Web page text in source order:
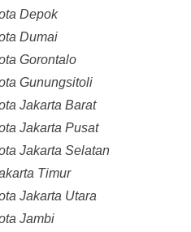
Depok
Dumai
Gorontalo
Gunungsitoli
Jakarta Barat
Jakarta Pusat
Jakarta Selatan
Timur
Jakarta Utara
Jambi